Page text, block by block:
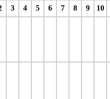
3 4 5 6 7 8 9 10